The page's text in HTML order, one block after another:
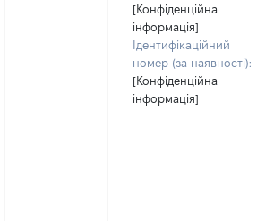
[Конфіденційна
інформація]
Ідентифікаційний
номер (за наявності):
[Конфіденційна
інформація]